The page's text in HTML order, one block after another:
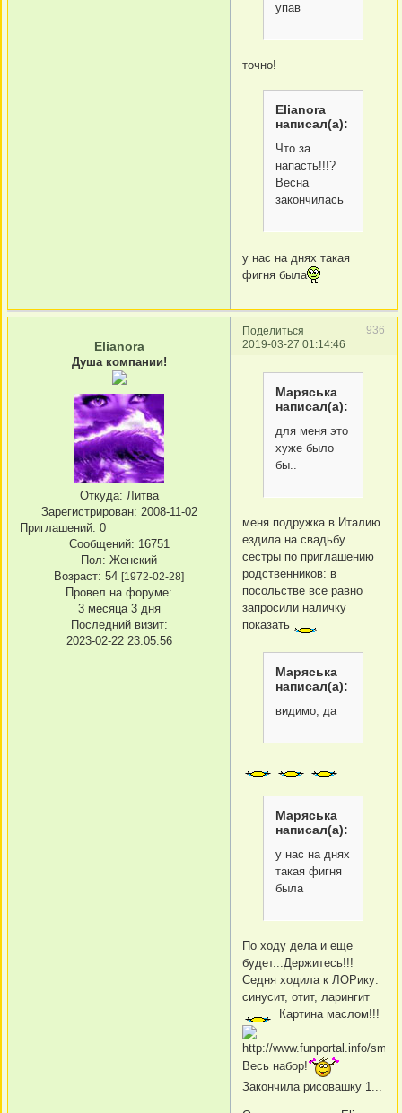
упав
точно!
Elianora
написал(а):
Что за
напасть!!!?
Весна
закончилась
у нас на днях такая
фигня была
Поделиться
936
2019-03-27 01:14:46
Elianora
Душа компании!
Откуда: Литва
Зарегистрирован: 2008-11-02
Приглашений: 0
Сообщений: 16751
Пол: Женский
Возраст: 54 [1972-02-28]
Провел на форуме:
3 месяца 3 дня
Последний визит:
2023-02-22 23:05:56
Маряська
написал(а):
для меня это
хуже было
бы..
меня подружка в Италию
ездила на свадьбу
сестры по приглашению
родственников: в
посольстве все равно
запросили наличку
показать
Маряська
написал(а):
видимо, да
Маряська
написал(а):
у нас на днях
такая фигня
была
По ходу дела и еще
будет...Держитесь!!!
Седня ходила к ЛОРику:
синусит, отит, ларингит
Картина маслом!!!
Весь набор!
Закончила рисовашку 1...